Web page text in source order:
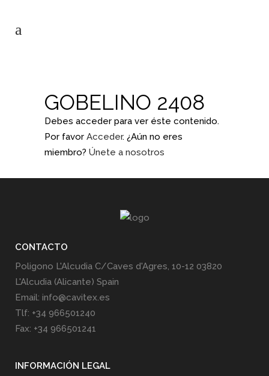
GOBELINO 2408
Debes acceder para ver éste contenido.
Por favor Acceder. ¿Aún no eres
miembro? Únete a nosotros
CONTACTO
Poligono L'Alcudia C/Caves d'Agres, 10-12 03820
L'Alcudia (Alicante) Spain
Email: info@cavitex.es
Tlf: +34 966501240
Fax: +34 966501241
INFORMACIÓN LEGAL